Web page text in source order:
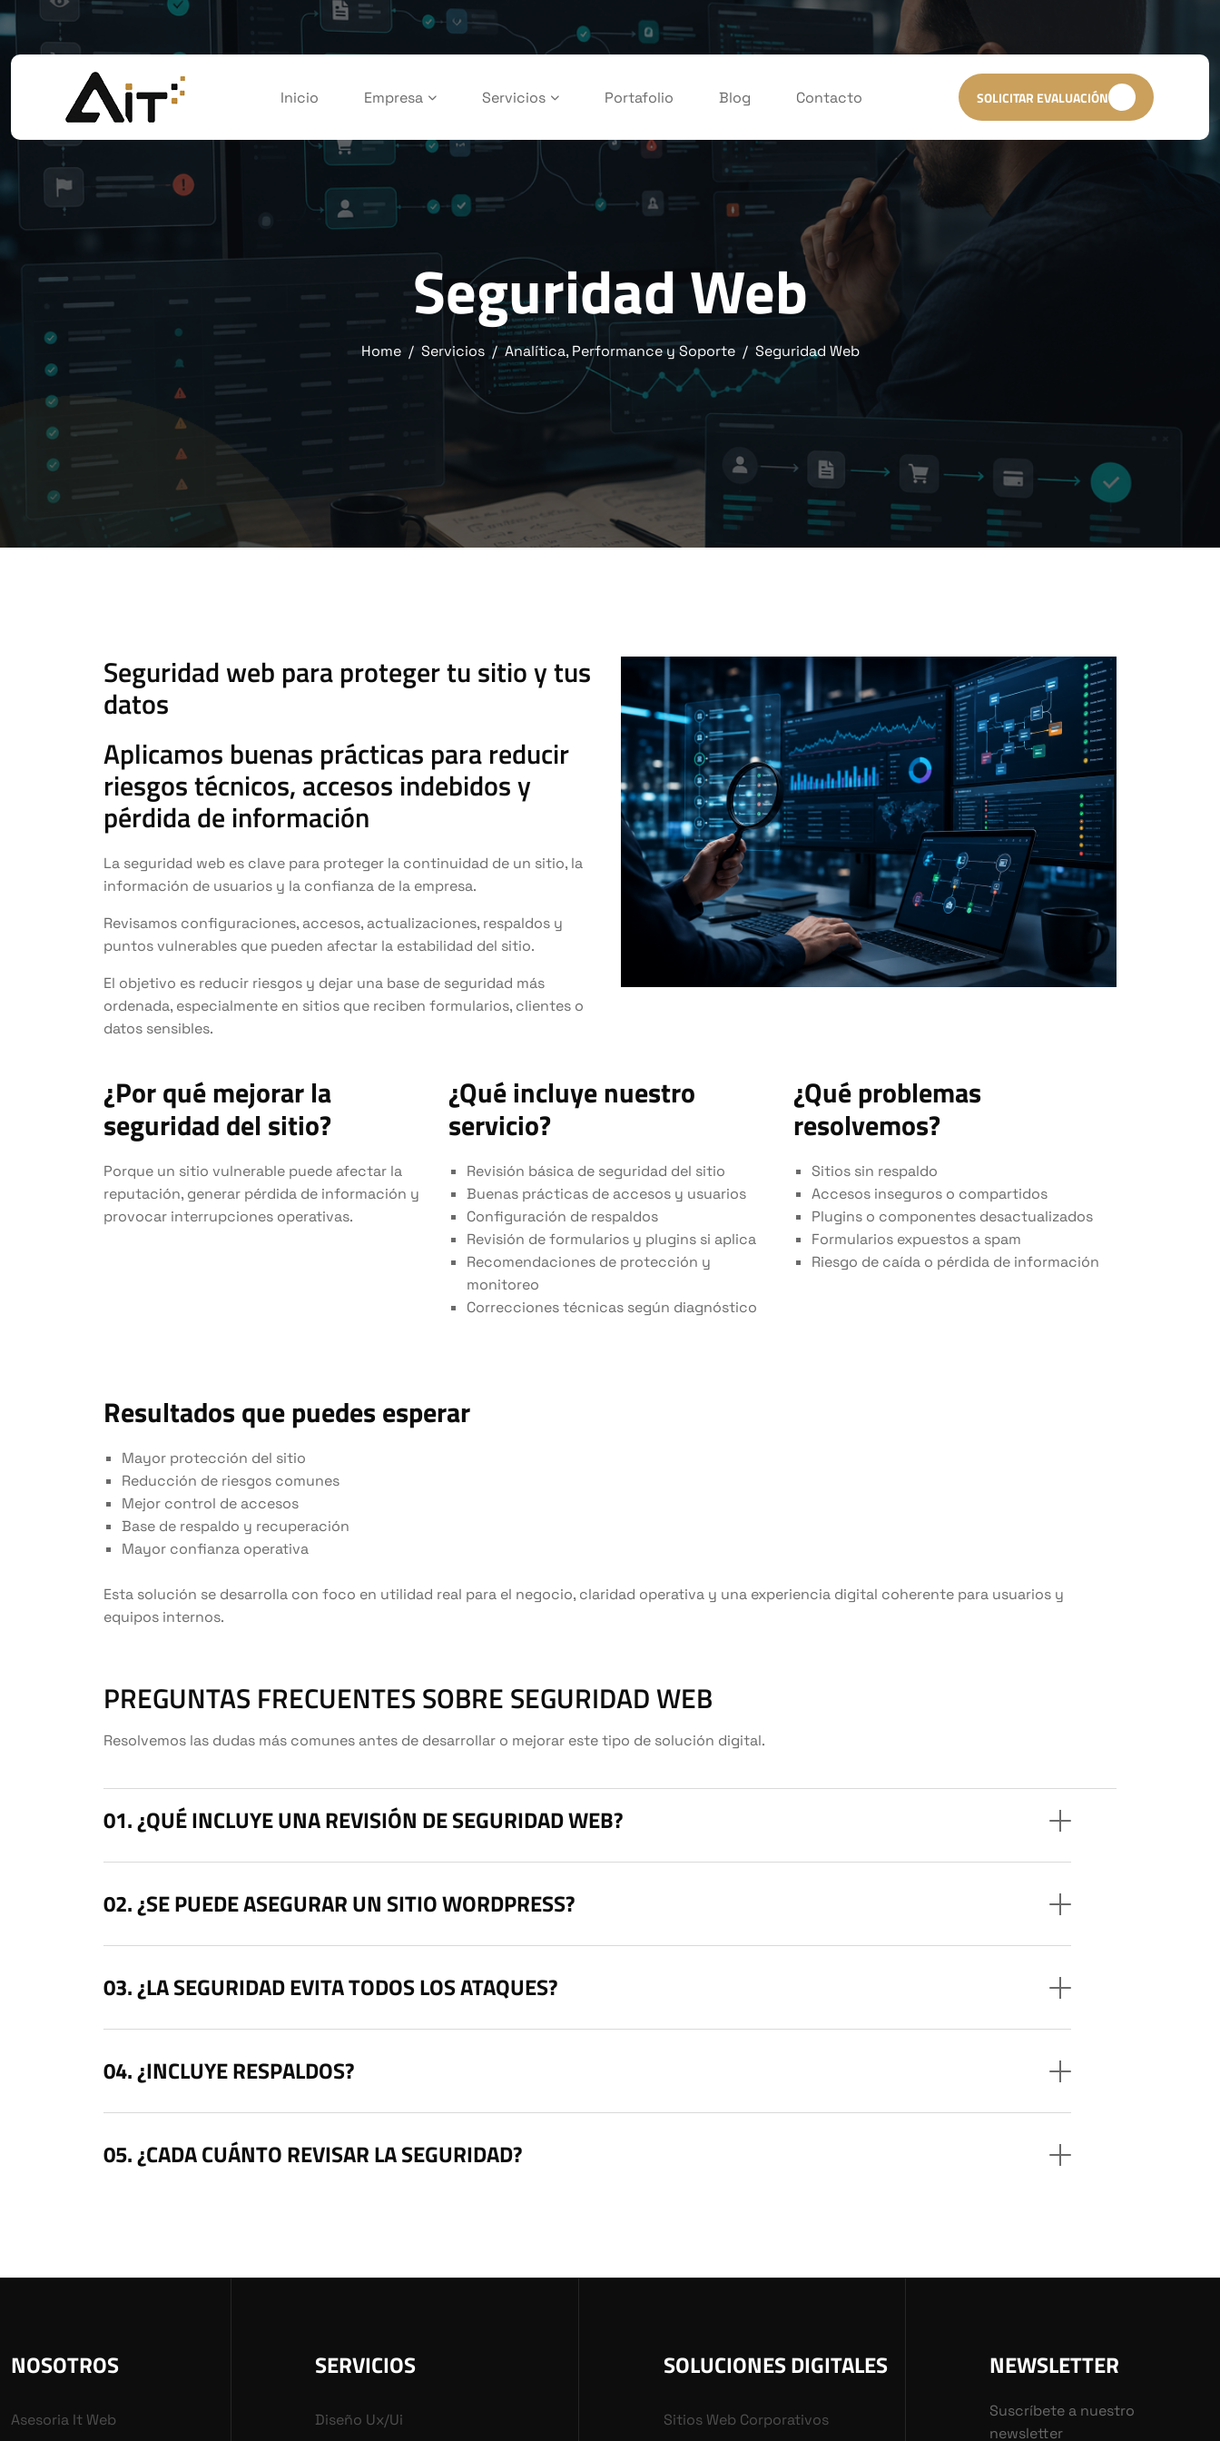
Inicio Empresa Servicios Portafolio Blog Contacto SOLICITAR EVALUACIÓN
Seguridad Web
Home Servicios Analítica, Performance y Soporte Seguridad Web
Seguridad web para proteger tu sitio y tus
datos
Aplicamos buenas prácticas para reducir
riesgos técnicos, accesos indebidos y
pérdida de información
La seguridad web es clave para proteger la continuidad de un sitio, la
información de usuarios y la confianza de la empresa.
Revisamos configuraciones, accesos, actualizaciones, respaldos y
puntos vulnerables que pueden afectar la estabilidad del sitio.
El objetivo es reducir riesgos y dejar una base de seguridad más
ordenada, especialmente en sitios que reciben formularios, clientes o
datos sensibles.
¿Por qué mejorar la
seguridad del sitio?
Porque un sitio vulnerable puede afectar la
reputación, generar pérdida de información y
provocar interrupciones operativas.
¿Qué incluye nuestro
servicio?
Revisión básica de seguridad del sitio
Buenas prácticas de accesos y usuarios
Configuración de respaldos
Revisión de formularios y plugins si aplica
Recomendaciones de protección y
monitoreo
Correcciones técnicas según diagnóstico
¿Qué problemas
resolvemos?
Sitios sin respaldo
Accesos inseguros o compartidos
Plugins o componentes desactualizados
Formularios expuestos a spam
Riesgo de caída o pérdida de información
Resultados que puedes esperar
Mayor protección del sitio
Reducción de riesgos comunes
Mejor control de accesos
Base de respaldo y recuperación
Mayor confianza operativa
Esta solución se desarrolla con foco en utilidad real para el negocio, claridad operativa y una experiencia digital coherente para usuarios y
equipos internos.
PREGUNTAS FRECUENTES SOBRE SEGURIDAD WEB
Resolvemos las dudas más comunes antes de desarrollar o mejorar este tipo de solución digital.
¿QUÉ INCLUYE UNA REVISIÓN DE SEGURIDAD WEB?
¿SE PUEDE ASEGURAR UN SITIO WORDPRESS?
¿LA SEGURIDAD EVITA TODOS LOS ATAQUES?
¿INCLUYE RESPALDOS?
¿CADA CUÁNTO REVISAR LA SEGURIDAD?
NOSOTROS
Asesoria It Web
SERVICIOS
Diseño Ux/ui
SOLUCIONES DIGITALES
Sitios Web Corporativos
NEWSLETTER
Suscríbete a nuestro
newsletter